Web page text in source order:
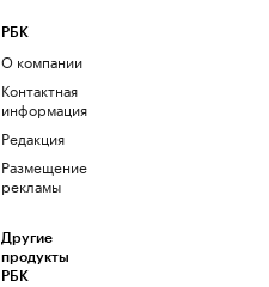
РБК
О компании
Контактная
информация
Редакция
Размещение
рекламы
Другие
продукты
РБК